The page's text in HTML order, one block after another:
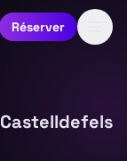
Réserver
Castelldefels